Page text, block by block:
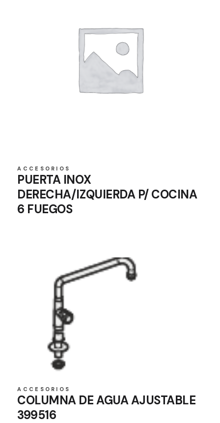
ACCESORIOS
PUERTA INOX
DERECHA/IZQUIERDA P/ COCINA
6 FUEGOS
ACCESORIOS
COLUMNA DE AGUA AJUSTABLE
399516